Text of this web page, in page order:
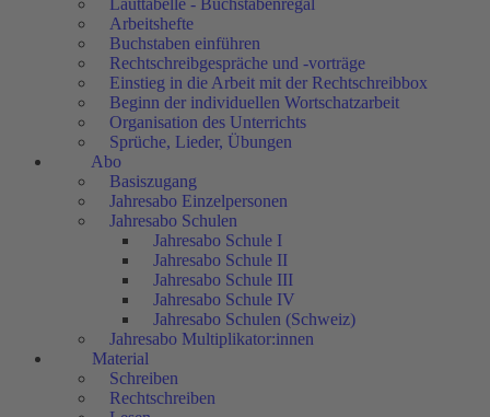
Arbeitshefte
Buchstaben einführen
Rechtschreibgespräche und -vorträge
Einstieg in die Arbeit mit der Rechtschreibbox
Beginn der individuellen Wortschatzarbeit
Organisation des Unterrichts
Sprüche, Lieder, Übungen
Abo
Basiszugang
Jahresabo Einzelpersonen
Jahresabo Schulen
Jahresabo Schule I
Jahresabo Schule II
Jahresabo Schule III
Jahresabo Schule IV
Jahresabo Schulen (Schweiz)
Jahresabo Multiplikator:innen
Material
Schreiben
Rechtschreiben